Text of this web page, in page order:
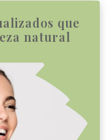
que
natural